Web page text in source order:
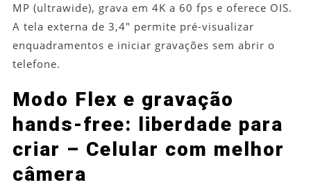
MP (ultrawide), grava em 4K a 60 fps e oferece OIS.
A tela externa de 3,4″ permite pré-visualizar
enquadramentos e iniciar gravações sem abrir o
telefone.
Modo Flex e gravação
hands-free: liberdade para
criar – Celular com melhor
câmera